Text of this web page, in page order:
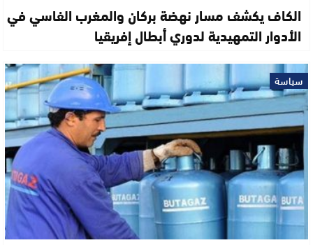
الكاف يكشف مسار نهضة بركان والمغرب الفاسي في
الأدوار التمهيدية لدوري أبطال إفريقيا
سياسة